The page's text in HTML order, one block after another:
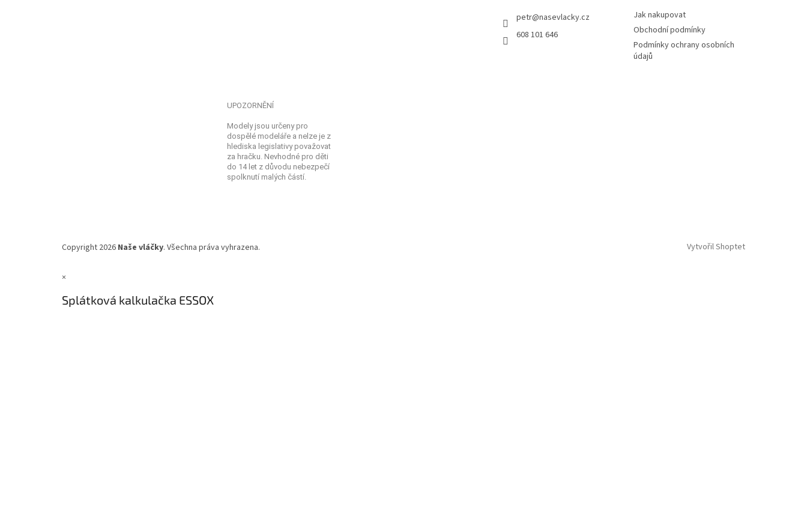
petr@nasevlacky.cz
608 101 646
Jak nakupovat
Obchodní podmínky
Podmínky ochrany osobních
údajů
UPOZORNĚNÍ
Modely jsou určeny pro
dospělé modeláře a nelze je z
hlediska legislativy považovat
za hračku. Nevhodné pro děti
do 14 let z důvodu nebezpečí
spolknutí malých částí.
Vytvořil Shoptet
Copyright 2026 Naše vláčky. Všechna práva vyhrazena.
×
Splátková kalkulačka ESSOX